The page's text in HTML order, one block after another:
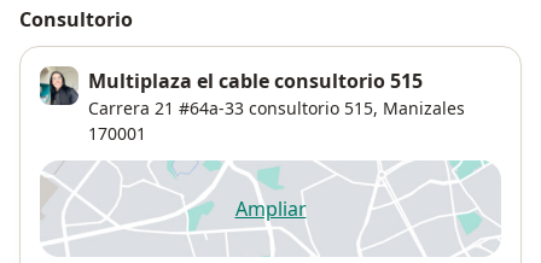
Consultorio
Multiplaza el cable consultorio 515
Carrera 21 #64a-33 consultorio 515, Manizales
170001
Ampliarse abre en una nueva